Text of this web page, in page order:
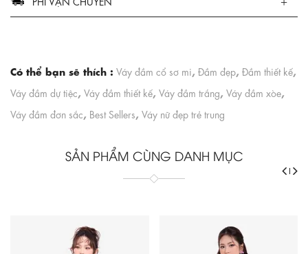
Có thể bạn sẽ thích : Váy đầm cổ sơ mi, Đầm đẹp, Đầm thiết kế,
Váy đầm dự tiệc, Váy đầm thiết kế, Váy đầm trắng, Váy đầm xòe,
Váy đầm đơn sắc, Best Sellers, Váy nữ đẹp trẻ trung
SẢN PHẨM CÙNG DANH MỤC